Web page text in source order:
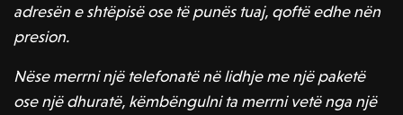
adresën e shtëpisë ose të punës tuaj, qoftë edhe nën
presion.
Nëse merrni një telefonatë në lidhje me një paketë
ose një dhuratë, këmbëngulni ta merrni vetë nga një